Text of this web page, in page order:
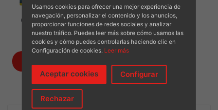
Cargador Doble Móvil
€2.95
Usamos cookies para ofrecer una mejor experiencia de
navegación, personalizar el contenido y los anuncios,
proporcionar funciones de redes sociales y analizar
nuestro tráfico. Puedes leer más sobre cómo usamos las
cookies y cómo puedes controlarlas haciendo clic en
Configuración de cookies. Leer más
Aceptar cookies Configurar
Rechazar